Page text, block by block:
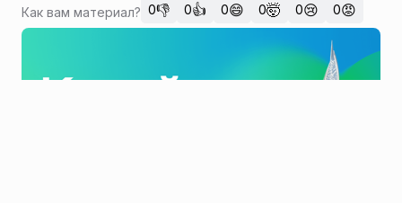
Как вам материал? 0👎 0👍 0😄 0🤯 0😢 0😡